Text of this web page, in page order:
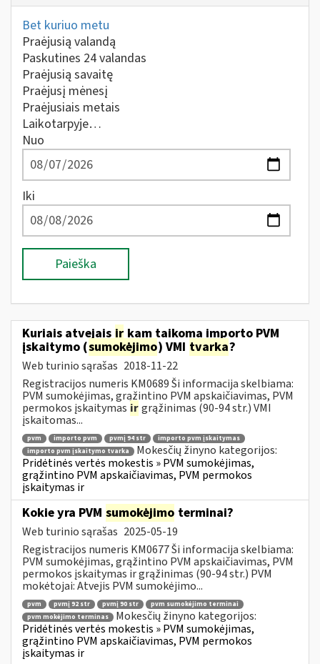
Bet kuriuo metu
Praėjusią valandą
Paskutines 24 valandas
Praėjusią savaitę
Praėjusį mėnesį
Praėjusiais metais
Laikotarpyje…
Nuo
Iki
Paieška
Kuriais atvejais ir kam taikoma importo PVM
įskaitymo (sumokėjimo) VMI tvarka?
Web turinio sąrašas 2018-11-22
Registracijos numeris KM0689 Ši informacija skelbiama:
PVM sumokėjimas, grąžintino PVM apskaičiavimas, PVM
permokos įskaitymas irgrąžinimas (90-94 str.) VMI
įskaitomas...
pvm importo pvm pvmį 94 str
importo pvm įskaitymas
importo pvm įskaitymo tvarka
Mokesčių žinyno kategorijos:
Pridėtinės vertės mokestis » PVM sumokėjimas,
grąžintino PVM apskaičiavimas, PVM permokos
įskaitymas ir
Kokie yra PVM sumokėjimo terminai?
Web turinio sąrašas 2025-05-19
Registracijos numeris KM0677 Ši informacija skelbiama:
PVM sumokėjimas, grąžintino PVM apskaičiavimas, PVM
permokos įskaitymas ir grąžinimas (90-94 str.) PVM
mokėtojai: Atvejis PVM sumokėjimo...
pvm pvmį 92 str pvmį 90 str
pvm sumokėjimo terminai
pvm mokėjimo terminas
Mokesčių žinyno kategorijos:
Pridėtinės vertės mokestis » PVM sumokėjimas,
grąžintino PVM apskaičiavimas, PVM permokos
įskaitymas ir